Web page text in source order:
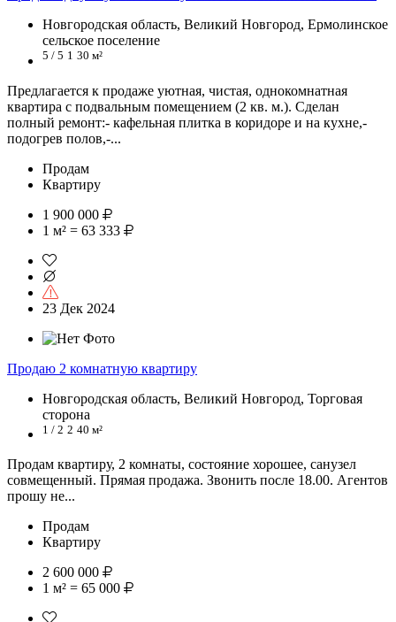
Новгородская область, Великий Новгород, Ермолинское
сельское поселение
5 / 5 1 30 м²
Предлагается к продаже уютная, чистая, однокомнатная
квартира с подвальным помещением (2 кв. м.). Сделан
полный ремонт:- кафельная плитка в коридоре и на кухне,-
подогрев полов,-...
Продам
Квартиру
1 900 000
1 м² = 63 333
23 Дек 2024
Продаю 2 комнатную квартиру
Новгородская область, Великий Новгород, Торговая
сторона
1 / 2 2 40 м²
Продам квартиру, 2 комнаты, состояние хорошее, санузел
совмещенный. Прямая продажа. Звонить после 18.00. Агентов
прошу не...
Продам
Квартиру
2 600 000
1 м² = 65 000